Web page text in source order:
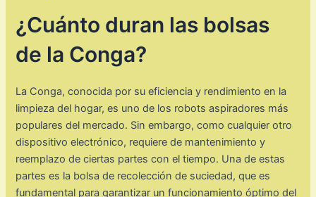
¿Cuánto duran las bolsas
de la Conga?
La Conga, conocida por su eficiencia y rendimiento en la
limpieza del hogar, es uno de los robots aspiradores más
populares del mercado. Sin embargo, como cualquier otro
dispositivo electrónico, requiere de mantenimiento y
reemplazo de ciertas partes con el tiempo. Una de estas
partes es la bolsa de recolección de suciedad, que es
fundamental para garantizar un funcionamiento óptimo del